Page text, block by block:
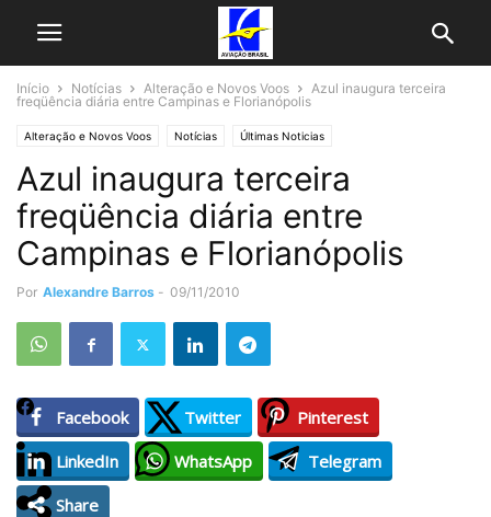
Início Notícias Alteração e Novos Voos
Azul inaugura terceira
freqüência diária entre Campinas e Florianópolis
Alteração e Novos Voos Notícias Últimas Noticias
Azul inaugura terceira
freqüência diária entre
Campinas e Florianópolis
Por Alexandre Barros - 09/11/2010
Facebook Twitter
Pinterest
LinkedIn
WhatsApp
Telegram
Share